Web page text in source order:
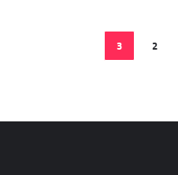
2
3